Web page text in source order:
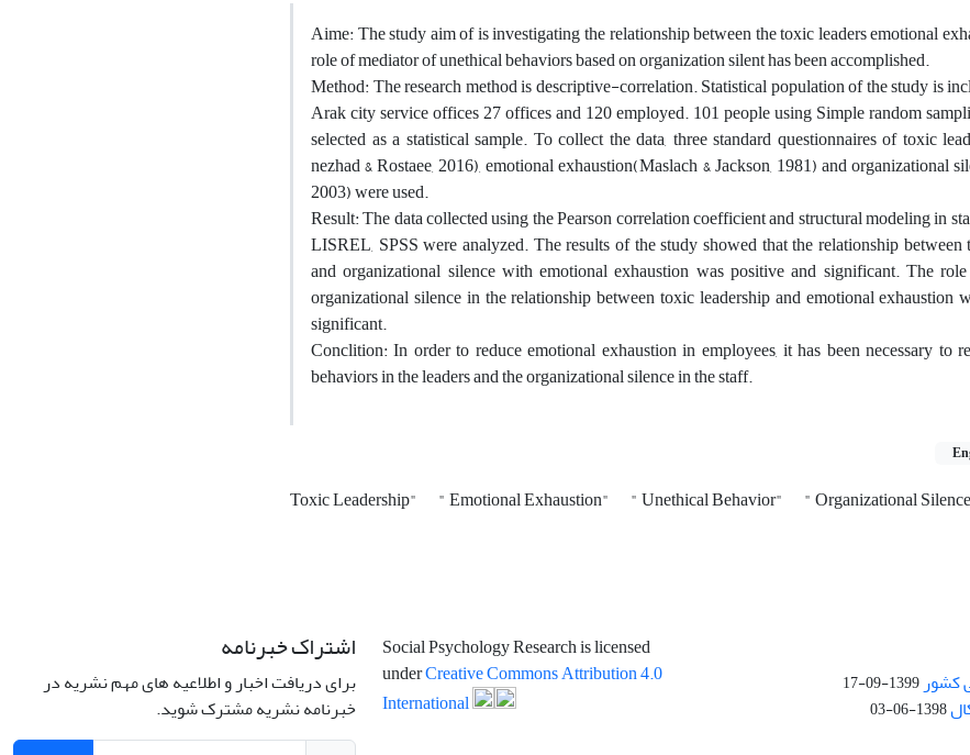
Aime: The study aim of is investigating the relationship between the toxic leaders emotional
role of mediator of unethical behaviors based on organization silent has been accomplished.
Method: The research method is descriptive-correlation. Statistical population of the study is
Arak city service offices 27 offices and 120 employed. 101 people using Simple random
selected as a statistical sample. To collect the data, three standard questionnaires of toxic
nezhad & Rostaee, 2016), emotional exhaustion(Maslach & Jackson, 1981) and organizational
2003) were used.
Result: The data collected using the Pearson correlation coefficient and structural modeling in
LISREL, SPSS were analyzed. The results of the study showed that the relationship
and organizational silence with emotional exhaustion was positive and significant. The
organizational silence in the relationship between toxic leadership and emotional exhaustion
significant.
Conclition: In order to reduce emotional exhaustion in employees, it has been necessary to
behaviors in the leaders and the organizational silence in the staff.
Toxic Leadership" " Emotional Exhaustion" " Unethical Behavior"
" Organizational Silence
کشور 1399-09-17
1398-06-03
Social Psychology Research is licensed
underCreative Commons Attribution 4.0
International
اشتراک خبرنامه
برای دریافت اخبار و اطلاعیه های مهم نشریه در
خبرنامه نشریه مشترک شوید.